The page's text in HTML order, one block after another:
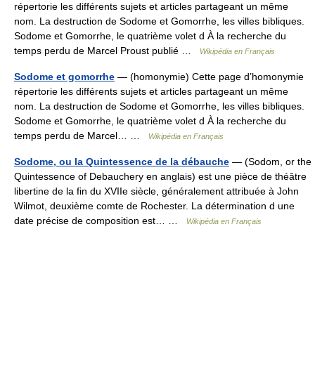
répertorie les différents sujets et articles partageant un même
nom. La destruction de Sodome et Gomorrhe, les villes bibliques.
Sodome et Gomorrhe, le quatrième volet d À la recherche du
temps perdu de Marcel Proust publié …
Wikipédia en Français
Sodome et gomorrhe — (homonymie) Cette page d’homonymie
répertorie les différents sujets et articles partageant un même
nom. La destruction de Sodome et Gomorrhe, les villes bibliques.
Sodome et Gomorrhe, le quatrième volet d À la recherche du
temps perdu de Marcel… …
Wikipédia en Français
Sodome, ou la Quintessence de la débauche — (Sodom, or the
Quintessence of Debauchery en anglais) est une pièce de théâtre
libertine de la fin du XVIIe siècle, généralement attribuée à John
Wilmot, deuxième comte de Rochester. La détermination d une
date précise de composition est… …
Wikipédia en Français